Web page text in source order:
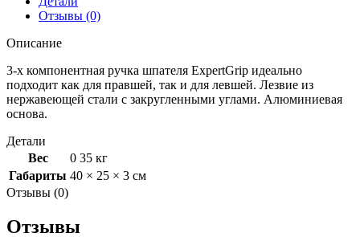
Отзывы (0)
Описание
3-х компонентная ручка шпателя ExpertGrip идеально
подходит как для правшей, так и для левшей. Лезвие из
нержавеющей стали с закругленными углами. Алюминиевая
основа.
Детали
Вес
0 35 кг
Габариты 40 × 25 × 3 см
Отзывы (0)
Отзывы